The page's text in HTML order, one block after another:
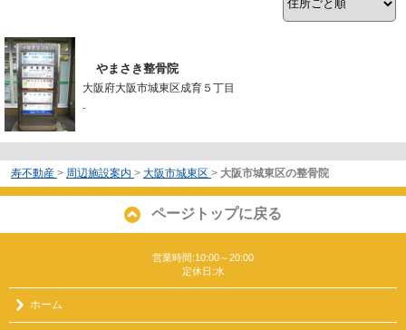
やまさき整骨院
大阪府大阪市城東区成育５丁目
-
寿不動産 > 周辺施設案内 > 大阪市城東区 > 大阪市城東区の整骨院
ページトップに戻る
営業時間:10:00～20:00
定休日:水
ホーム